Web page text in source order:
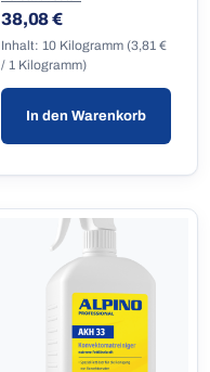
Inhalt: 10 Kilogramm (3,81 €
/ 1 Kilogramm)
Regulärer Preis:
38,08 €
In den Warenkorb